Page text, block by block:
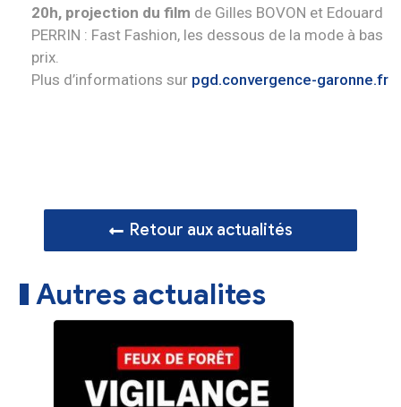
20h, projection du film de Gilles BOVON et Edouard
PERRIN : Fast Fashion, les dessous de la mode à bas
prix.
Plus d’informations sur pgd.convergence-garonne.fr
Retour aux actualités
Autres actualites